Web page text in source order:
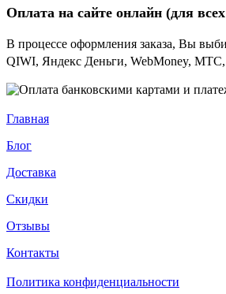
Оплата на сайте онлайн (для
В процессе оформления заказа, Вы
QIWI, Яндекс Деньги, WebMoney, МТС,
Главная
Блог
Доставка
Скидки
Отзывы
Контакты
Политика конфиденциальности